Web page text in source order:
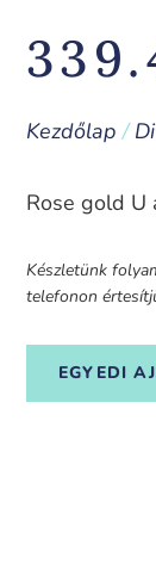
Kezdőlap /
Rose gold U
Készletünk
telefonon
EGYEDI